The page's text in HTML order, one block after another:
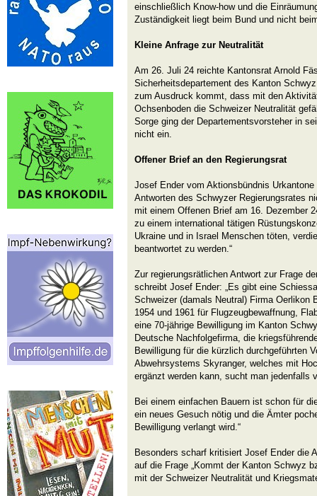
einschließlich Know-how und die
Zuständigkeit liegt beim Bund und nicht
Kleine Anfrage zur Neutralität
Am 26. Juli 24 reichte Kantonsrat Arnold
Sicherheitsdepartement des Kanton
zum Ausdruck kommt, dass mit den
Ochsenboden die Schweizer Neutralität
Sorge ging der Departementsvorsteher in
nicht ein.
Offener Brief an den Regierungsrat
Josef Ender vom Aktionsbündnis
Antworten des Schwyzer Regierungsrates
mit einem Offenen Brief am 16. Dezember
zu einem international tätigen
Ukraine und in Israel Menschen töten,
beantwortet zu werden.“
Zur regierungsrätlichen Antwort zur Frage
schreibt Josef Ender: „Es gibt eine
Schweizer (damals Neutral) Firma Oerlikon
1954 und 1961 für Flugzeugbewaffnung,
eine 70-jährige Bewilligung im Kanton
Deutsche Nachfolgefirma, die
Bewilligung für die kürzlich durchgeführten
Abwehrsystems Skyranger, welches mit
ergänzt werden kann, sucht man jedenfalls
Bei einem einfachen Bauern ist schon für
ein neues Gesuch nötig und die Ämter
Bewilligung verlangt wird.“
Besonders scharf kritisiert Josef Ender die
auf die Frage „Kommt der Kanton Schwyz
mit der Schweizer Neutralität und